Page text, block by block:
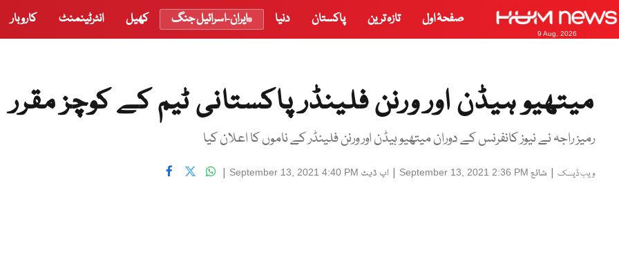
9 Aug, 2026
صفحۂ اول تازہ ترین پاکستان دنیا ایران-اسرائیل جنگ کھیل انٹرٹینمنٹ کاروبار
میتھیو ہیڈن اور ورنن فلینڈر پاکستانی ٹیم کے کوچز مقرر
رمیز راجہ نے نیوز کانفرنس کے دوران میتھیو ہیڈن اور ورنن فلینڈر کے ناموں کا اعلان کیا
ویب ڈیسک | شائع September 13, 2021 2:36 PM
| اپ ڈیٹ September 13, 2021 4:40 PM
|